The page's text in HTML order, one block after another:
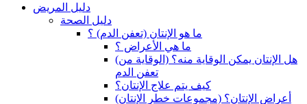
دليل المريض
دليل الصحة
ما هو الإنتان (تعفن الدم) ؟
ما هي الأعراض ؟
(هل الإنتان يمكن الوقاية منه؟ (الوقاية من
تعفن الدم
كيف يتم علاج الإنتان؟
(أعراض الإنتان؟ (مجموعات خطر الإنتان